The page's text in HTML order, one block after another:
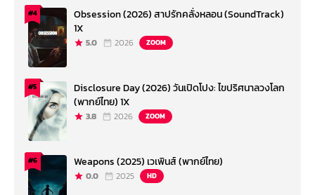
#4
Obsession (2026) สาปรักคลั่งหลอน (SoundTrack)
1X
5.0 2026 ZOOM
#5
Disclosure Day (2026) วันเปิดโปง: ไขปริศนาลวงโลก
(พากย์ไทย) 1X
3.8 2026 ZOOM
#6 Weapons (2025) เวเพินส์ (พากย์ไทย)
0.0 2025 HD